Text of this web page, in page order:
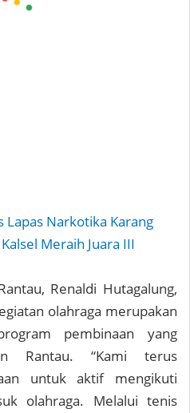
Lapas Narkotika Karang
Meraih Juara III
Renaldi Hutagalung,
olahraga merupakan
pembinaan yang
Rantau. “Kami terus
untuk aktif mengikuti
olahraga. Melalui tenis